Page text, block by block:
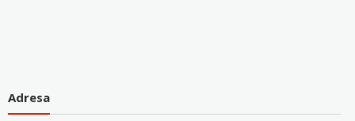
Adresa